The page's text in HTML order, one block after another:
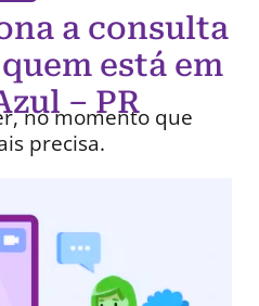
a consulta
está em
– PR
no momento que
precisa.